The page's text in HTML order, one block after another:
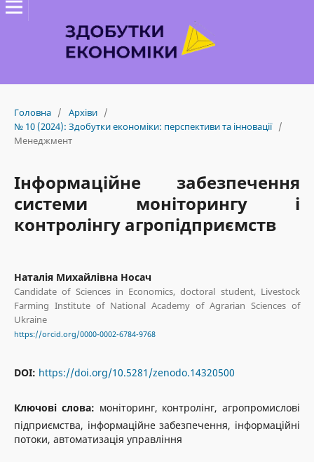
Головна / Архіви /
№ 10 (2024): Здобутки економіки: перспективи та інновації /
Менеджмент
Інформаційне забезпечення
системи моніторингу і
контролінгу агропідприємств
Наталія Михайлівна Носач
Candidate of Sciences in Economics, doctoral student, Livestock
Farming Institute of National Academy of Agrarian Sciences of
Ukraine
https://orcid.org/0000-0002-6784-9768
DOI: https://doi.org/10.5281/zenodo.14320500
Ключові слова: моніторинг, контролінг, агропромислові
підприємства, інформаційне забезпечення, інформаційні
потоки, автоматизація управління